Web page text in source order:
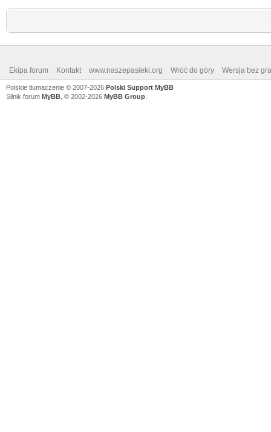
Ekipa forum Kontakt www.naszepasieki.org Wróć do góry Wersja bez
Polskie tłumaczenie © 2007-2026 Polski Support MyBB
Silnik forum MyBB , © 2002-2026 MyBB Group